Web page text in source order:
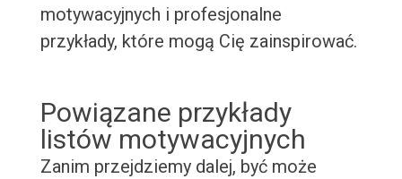
motywacyjnych i profesjonalne
przykłady, które mogą Cię zainspirować.
Powiązane przykłady
listów motywacyjnych
Zanim przejdziemy dalej, być może